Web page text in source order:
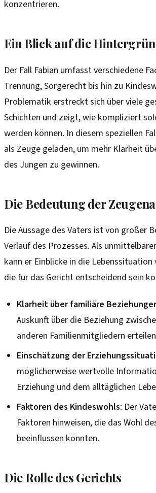
konzentrieren.
Ein Blick auf die
Der Fall Fabian umfasst verschiedene
Trennung, Sorgerecht bis hin zu
Problematik erstreckt sich über viele
Schichten und zeigt, wie kompliziert
werden können. In diesem speziellen
als Zeuge geladen, um mehr Klarheit
des Jungen zu gewinnen.
Die Bedeutung der
Die Aussage des Vaters ist von großer
Verlauf des Prozesses. Als
kann er Einblicke in die Lebenssituation
die für das Gericht entscheidend sein
Klarheit über familiäre
Auskunft über die Beziehung
anderen Familienmitgliedern
Einschätzung der
möglicherweise wertvolle
Erziehung und dem alltäglichen
Faktoren des Kindeswohls: Der
Faktoren hinweisen, die das Wohl
beeinflussen könnten.
Die Rolle des Gerichts